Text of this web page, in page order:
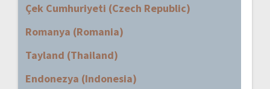
Çek Cumhuriyeti (Czech Republic)
Romanya (Romania)
Tayland (Thailand)
Endonezya (Indonesia)